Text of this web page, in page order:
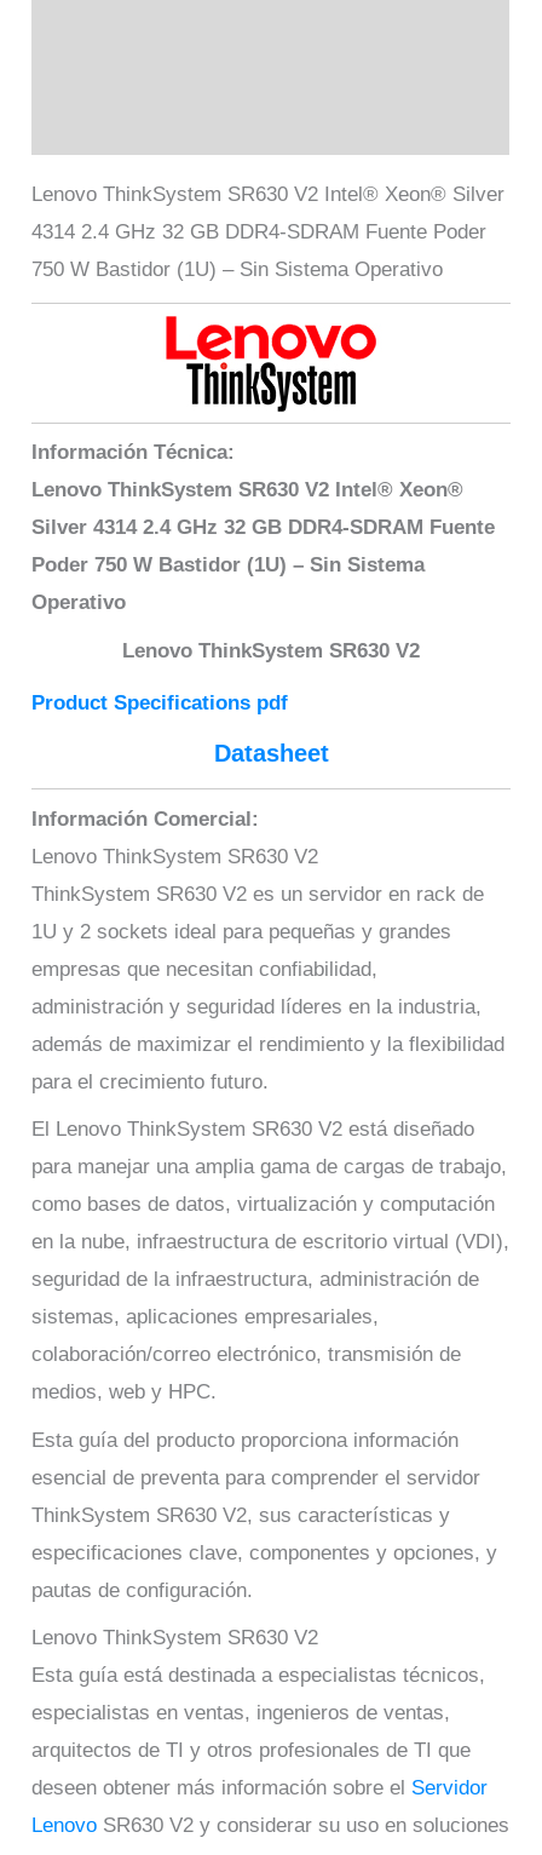
Lenovo ThinkSystem SR630 V2 Intel® Xeon® Silver
4314 2.4 GHz 32 GB DDR4-SDRAM Fuente Poder
750 W Bastidor (1U) – Sin Sistema Operativo
Información Técnica:
Lenovo ThinkSystem SR630 V2 Intel® Xeon®
Silver 4314 2.4 GHz 32 GB DDR4-SDRAM Fuente
Poder 750 W Bastidor (1U) – Sin Sistema
Operativo
Lenovo ThinkSystem SR630 V2
Product Specifications pdf
Datasheet
Información Comercial:
Lenovo ThinkSystem SR630 V2
ThinkSystem SR630 V2 es un servidor en rack de
1U y 2 sockets ideal para pequeñas y grandes
empresas que necesitan confiabilidad,
administración y seguridad líderes en la industria,
además de maximizar el rendimiento y la flexibilidad
para el crecimiento futuro.
El Lenovo ThinkSystem SR630 V2 está diseñado
para manejar una amplia gama de cargas de trabajo,
como bases de datos, virtualización y computación
en la nube, infraestructura de escritorio virtual (VDI),
seguridad de la infraestructura, administración de
sistemas, aplicaciones empresariales,
colaboración/correo electrónico, transmisión de
medios, web y HPC.
Esta guía del producto proporciona información
esencial de preventa para comprender el servidor
ThinkSystem SR630 V2, sus características y
especificaciones clave, componentes y opciones, y
pautas de configuración.
Lenovo ThinkSystem SR630 V2
Esta guía está destinada a especialistas técnicos,
especialistas en ventas, ingenieros de ventas,
arquitectos de TI y otros profesionales de TI que
deseen obtener más información sobre el Servidor
Lenovo SR630 V2 y considerar su uso en soluciones